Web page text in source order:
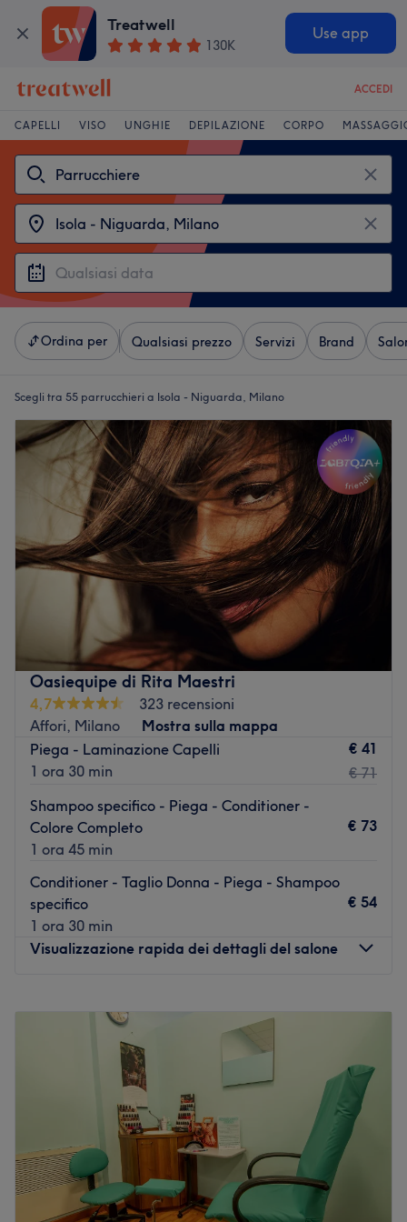
Treatwell
130K
Use app
ACCEDI
CAPELLI VISO UNGHIE DEPILAZIONE CORPO
Ordina per Qualsiasi prezzo Servizi Brand
Scegli tra 55 parrucchieri a Isola - Niguarda, Milano
Oasiequipe di Rita Maestri
4,7
323 recensioni
Affori, Milano
Mostra sulla mappa
Piega - Laminazione Capelli
1 ora 30 min
€ 41
€ 71
Shampoo specifico - Piega - Conditioner -
Colore Completo
1 ora 45 min
€ 73
Conditioner - Taglio Donna - Piega - Shampoo
specifico
1 ora 30 min
€ 54
Visualizzazione rapida dei dettagli del salone
08:30
18:00
08:30
18:30
17:00
Chiuso
Oasiequipe di Rita Maestri si trova in Via Alessandro
Zanoli 10, a Milano, e nasce nel 1997 dalla passione e
dalla professionalità della titolare Rita Maestri. Questo